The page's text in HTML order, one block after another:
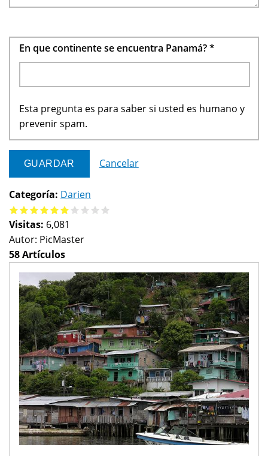
En que continente se encuentra Panamá?*
Esta pregunta es para saber si usted es humano y
prevenir spam.
Cancelar
Categoría: Darien
Visitas: 6,081
Autor: PicMaster
58 Artículos